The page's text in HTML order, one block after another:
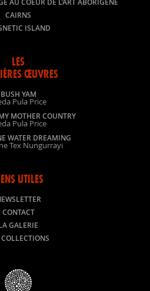
CAIRNS
ISLAND
LES
ŒUVRES
BUSH YAM
Pula Price
MOTHER COUNTRY
Pula Price
WATER DREAMING
Tex Nungurrayi
UTILES
CONTACT
GALERIE
COLLECTIONS